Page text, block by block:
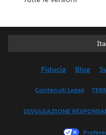
Fiducia Blog
Contenuti Legali
DIVULGAZIONE